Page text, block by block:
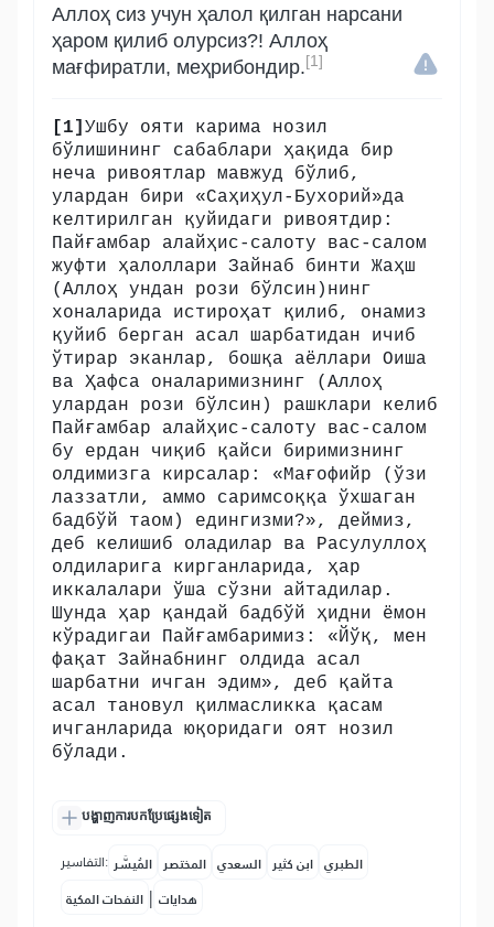
Аллоҳ сиз учун ҳалол қилган нарсани
ҳаром қилиб олурсиз?! Аллоҳ
мағфиратли, меҳрибондир. [1]
[1] Ушбу ояти карима нозил
бўлишининг сабаблари ҳақида бир
неча ривоятлар мавжуд бўлиб,
улардан бири «Саҳиҳул-Бухорий»да
келтирилган қуйидаги ривоятдир:
Пайғамбар алайҳис-салоту вас-салом
жуфти ҳалоллари Зайнаб бинти Жаҳш
(Аллоҳ ундан рози бўлсин)нинг
хоналарида истироҳат қилиб, онамиз
қуйиб берган асал шарбатидан ичиб
ўтирар эканлар, бошқа аёллари Оиша
ва Ҳафса оналаримизнинг (Аллоҳ
улардан рози бўлсин) рашклари келиб
Пайғамбар алайҳис-салоту вас-салом
бу ердан чиқиб қайси биримизнинг
олдимизга кирсалар: «Мағофийр (ўзи
лаззатли, аммо саримсоққа ўхшаган
бадбўй таом) едингизми?», деймиз,
деб келишиб оладилар ва Расулуллоҳ
олдиларига кирганларида, ҳар
иккалалари ўша сўзни айтадилар.
Шунда ҳар қандай бадбўй ҳидни ёмон
кўрадигаи Пайғамбаримиз: «Йўқ, мен
фақат Зайнабнинг олдида асал
шарбатни ичган эдим», деб қайта
асал тановул қилмасликка қасам
ичганларида юқоридаги оят нозил
бўлади.
បង្ហាញការបកប្រែផ្សេងទៀត
التفاسير: المُيسَّر المختصر السعدي ابن كثير الطبري
النفحات المكية | هدايات